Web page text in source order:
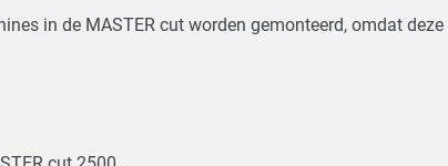
in de MASTER cut worden gemonteerd, omdat